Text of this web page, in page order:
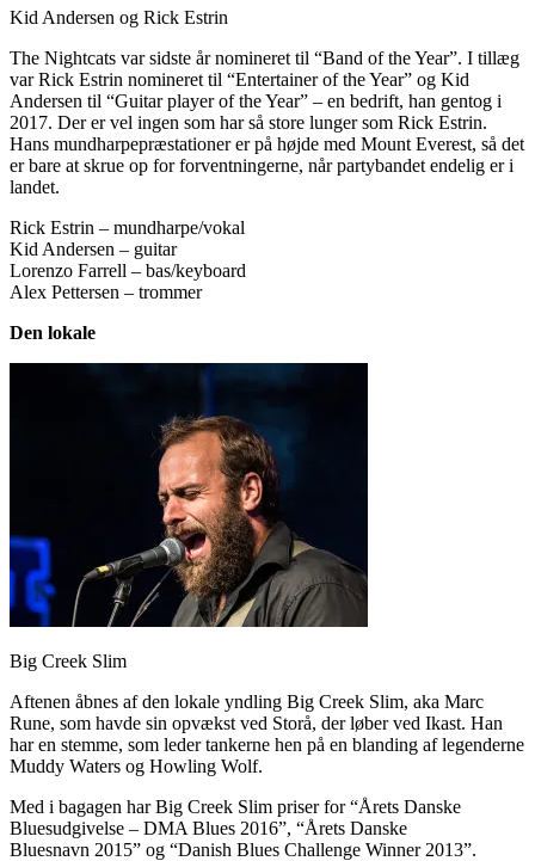
Kid Andersen og Rick Estrin
The Nightcats var sidste år nomineret til “Band of the Year”. I tillæg
var Rick Estrin nomineret til “Entertainer of the Year” og Kid
Andersen til “Guitar player of the Year” – en bedrift, han gentog i
2017. Der er vel ingen som har så store lunger som Rick Estrin.
Hans mundharpepræstationer er på højde med Mount Everest, så det
er bare at skrue op for forventningerne, når partybandet endelig er i
landet.
Rick Estrin – mundharpe/vokal
Kid Andersen – guitar
Lorenzo Farrell – bas/keyboard
Alex Pettersen – trommer
Den lokale
Big Creek Slim
Aftenen åbnes af den lokale yndling Big Creek Slim, aka Marc
Rune, som havde sin opvækst ved Storå, der løber ved Ikast. Han
har en stemme, som leder tankerne hen på en blanding af legenderne
Muddy Waters og Howling Wolf.
Med i bagagen har Big Creek Slim priser for “Årets Danske
Bluesudgivelse – DMA Blues 2016”, “Årets Danske
Bluesnavn 2015” og “Danish Blues Challenge Winner 2013”.